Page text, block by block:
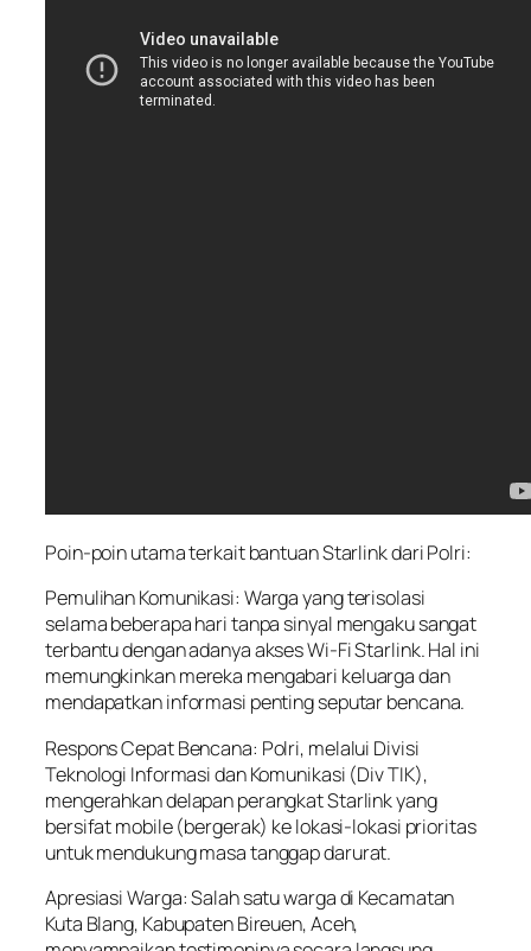
Poin-poin utama terkait bantuan Starlink dari Polri:
Pemulihan Komunikasi: Warga yang terisolasi
selama beberapa hari tanpa sinyal mengaku sangat
terbantu dengan adanya akses Wi-Fi Starlink. Hal ini
memungkinkan mereka mengabari keluarga dan
mendapatkan informasi penting seputar bencana.
Respons Cepat Bencana: Polri, melalui Divisi
Teknologi Informasi dan Komunikasi (Div TIK),
mengerahkan delapan perangkat Starlink yang
bersifat mobile (bergerak) ke lokasi-lokasi prioritas
untuk mendukung masa tanggap darurat.
Apresiasi Warga: Salah satu warga di Kecamatan
Kuta Blang, Kabupaten Bireuen, Aceh,